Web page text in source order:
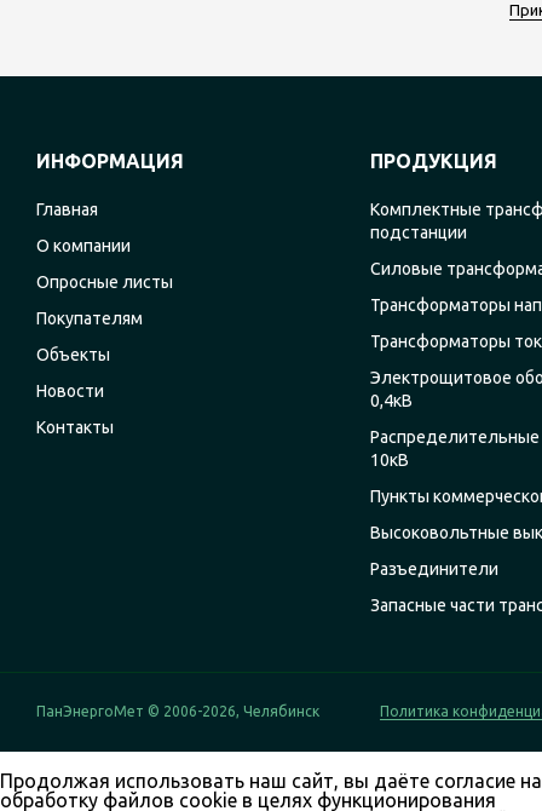
ИНФОРМАЦИЯ
Главная
О компании
Опросные листы
Покупателям
Объекты
Новости
Контакты
ПРОДУКЦИЯ
Комплектные
подстанции
Силовые
Трансформаторы
Трансформаторы
Электрощитовое
0,4кВ
Распределительные
10кВ
Пункты
Высоковольтные
Разъединители
Запасные части
ПанЭнергоМет © 2006-2026, Челябинск Политика
Продолжая использовать наш сайт, вы даёте согласие на
обработку файлов cookie в целях функционирования